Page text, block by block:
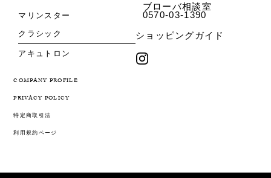
マリンスター
クラシック
アキュトロン
ブローバ相談室
0570-03-1390
ショッピングガイド
COMPANY PROFILE
PRIVACY POLICY
特定商取引法
利用規約ページ